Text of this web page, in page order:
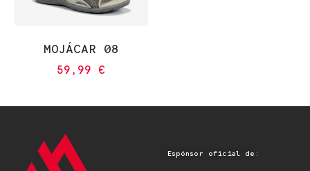
MOJÁCAR 08
59,99 €
Espónsor oficial de: